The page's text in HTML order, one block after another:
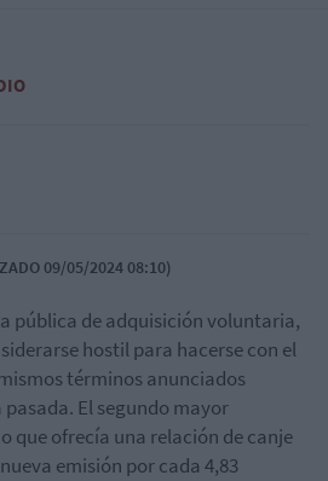
09/05/2024 08:10)
pública de adquisición voluntaria,
hostil para hacerse con el
términos anunciados
El segundo mayor
que ofrecía una relación de canje
emisión por cada 4,83